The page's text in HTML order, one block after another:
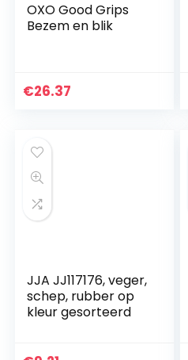
OXO Good Grips
Bezem en blik
€26.37
JJA JJ117176, veger,
schep, rubber op
kleur gesorteerd